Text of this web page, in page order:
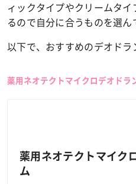
ィックタイプやクリームタ
るので自分に合うものを選ん
以下で、おすすめのデオドラ
薬用ネオテクトマイクロデオドラ
薬用ネオテクトマイク
ム